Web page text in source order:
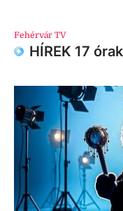
Fehérvár TV
HÍREK 17